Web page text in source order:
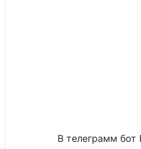
В телеграмм